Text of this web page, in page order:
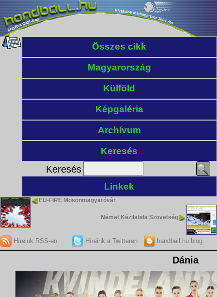
Összes cikk
Magyarország
Külföld
Képgaléria
Archívum
Keresés
Keresés
Linkek
EU-FIRE Mosonmagyaróvár
Német Kézilabda Szövetség
Híreink RSS-en Híreink a Twitteren handball.hu blog
Dánia